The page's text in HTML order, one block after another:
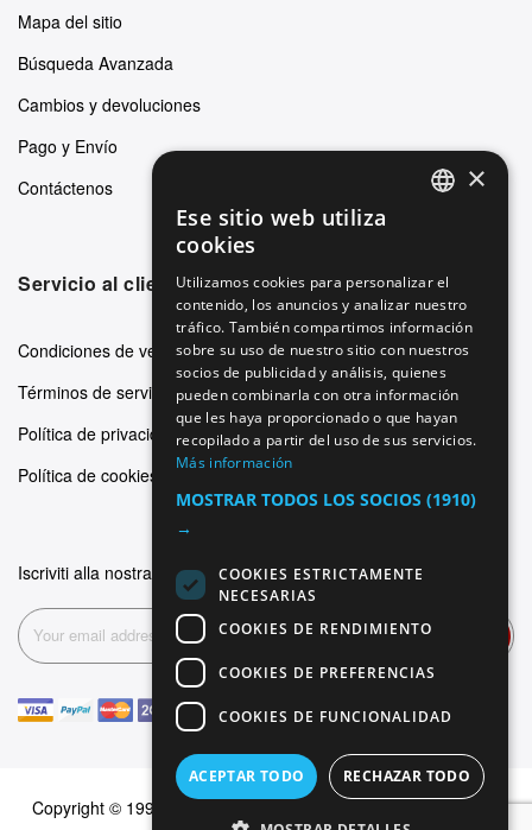
Mapa del sitio
Búsqueda Avanzada
Cambios y devoluciones
Pago y Envío
Contáctenos
Servicio al cliente
Condiciones de venta
Términos de servicio
Política de privacidad
Política de cookies
Iscriviti alla nostra newsletter
Suscribirse
Copyright © 1999-2026 Dominus Piercing. Todos los derechos
ITALIAN
SPANISH
FRENCH
×
Ese sitio web utiliza
cookies
Utilizamos cookies para personalizar el
contenido, los anuncios y analizar nuestro
tráfico. También compartimos información
sobre su uso de nuestro sitio con nuestros
socios de publicidad y análisis, quienes
pueden combinarla con otra información
que les haya proporcionado o que hayan
recopilado a partir del uso de sus servicios.
Más información
MOSTRAR TODOS LOS SOCIOS (1910)
→
COOKIES ESTRICTAMENTE
NECESARIAS
COOKIES DE RENDIMIENTO
COOKIES DE PREFERENCIAS
COOKIES DE FUNCIONALIDAD
ACEPTAR TODO RECHAZAR TODO